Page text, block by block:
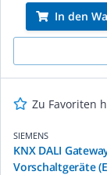
In den
Zu Favoriten
SIEMENS
KNX DALI
Vorschaltgeräte